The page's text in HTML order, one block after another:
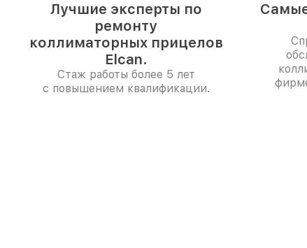
Лучшие эксперты по
ремонту
коллиматорных прицелов
Elcan.
Стаж работы более 5 лет
с повышением квалификации.